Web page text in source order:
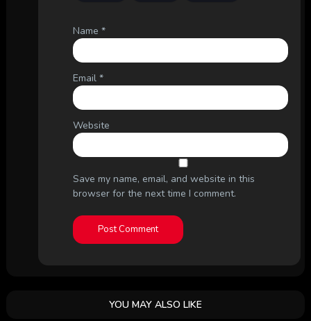
Name *
Email *
Website
Save my name, email, and website in this
browser for the next time I comment.
YOU MAY ALSO LIKE